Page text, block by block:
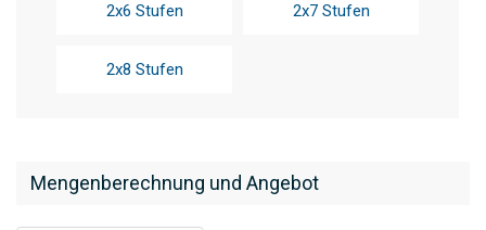
Mengenberechnung und Angebot
2x6 Stufen 2x7 Stufen
2x8 Stufen